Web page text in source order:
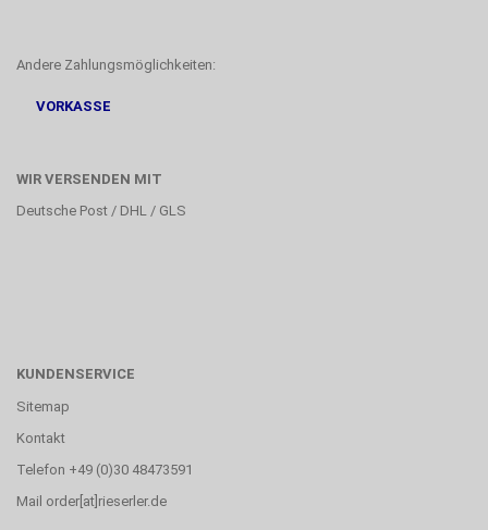
Andere Zahlungsmöglichkeiten:
VORKASSE
WIR VERSENDEN MIT
Deutsche Post / DHL / GLS
KUNDENSERVICE
Sitemap
Kontakt
Telefon +49 (0)30 48473591
Mail order[at]rieserler.de